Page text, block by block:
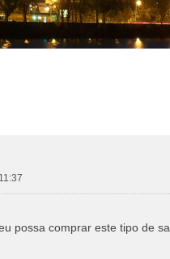
possa comprar este tipo de